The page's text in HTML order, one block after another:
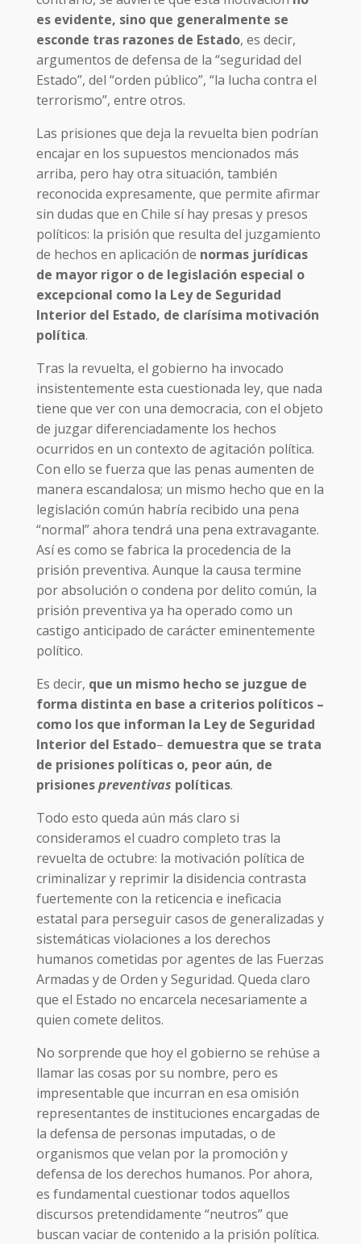
es evidente, sino que generalmente se
esconde tras razones de Estado, es decir,
argumentos de defensa de la “seguridad del
Estado”, del “orden público”, “la lucha contra el
terrorismo”, entre otros.
Las prisiones que deja la revuelta bien podrían
encajar en los supuestos mencionados más
arriba, pero hay otra situación, también
reconocida expresamente, que permite afirmar
sin dudas que en Chile sí hay presas y presos
políticos: la prisión que resulta del juzgamiento
de hechos en aplicación de normas jurídicas
de mayor rigor o de legislación especial o
excepcional como la Ley de Seguridad
Interior del Estado, de clarísima motivación
política.
Tras la revuelta, el gobierno ha invocado
insistentemente esta cuestionada ley, que nada
tiene que ver con una democracia, con el objeto
de juzgar diferenciadamente los hechos
ocurridos en un contexto de agitación política.
Con ello se fuerza que las penas aumenten de
manera escandalosa; un mismo hecho que en la
legislación común habría recibido una pena
“normal” ahora tendrá una pena extravagante.
Así es como se fabrica la procedencia de la
prisión preventiva. Aunque la causa termine
por absolución o condena por delito común, la
prisión preventiva ya ha operado como un
castigo anticipado de carácter eminentemente
político.
Es decir, que un mismo hecho se juzgue de
forma distinta en base a criterios políticos –
como los que informan la Ley de Seguridad
Interior del Estado– demuestra que se trata
de prisiones políticas o, peor aún, de
prisionespreventivas políticas.
Todo esto queda aún más claro si
consideramos el cuadro completo tras la
revuelta de octubre: la motivación política de
criminalizar y reprimir la disidencia contrasta
fuertemente con la reticencia e ineficacia
estatal para perseguir casos de generalizadas y
sistemáticas violaciones a los derechos
humanos cometidas por agentes de las Fuerzas
Armadas y de Orden y Seguridad. Queda claro
que el Estado no encarcela necesariamente a
quien comete delitos.
No sorprende que hoy el gobierno se rehúse a
llamar las cosas por su nombre, pero es
impresentable que incurran en esa omisión
representantes de instituciones encargadas de
la defensa de personas imputadas, o de
organismos que velan por la promoción y
defensa de los derechos humanos. Por ahora,
es fundamental cuestionar todos aquellos
discursos pretendidamente “neutros” que
buscan vaciar de contenido a la prisión política.